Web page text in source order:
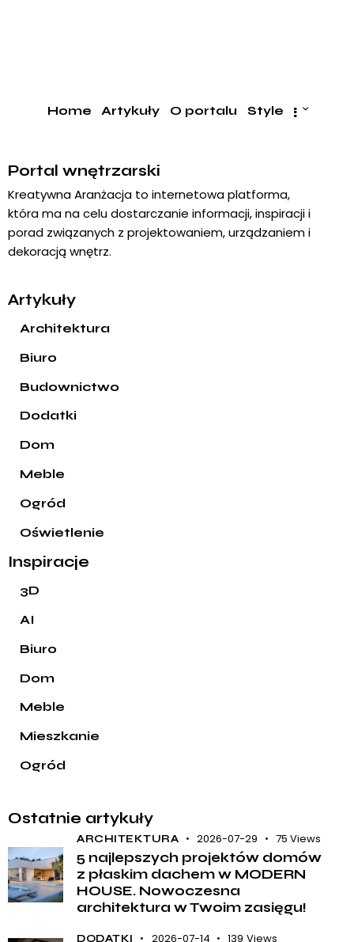
Home Artykuły O portalu Style
Portal wnętrzarski
Kreatywna Aranżacja to internetowa platforma,
która ma na celu dostarczanie informacji, inspiracji i
porad związanych z projektowaniem, urządzaniem i
dekoracją wnętrz.
Artykuły
Architektura
Biuro
Budownictwo
Dodatki
Dom
Meble
Ogród
Oświetlenie
Inspiracje
3D
AI
Biuro
Dom
Meble
Mieszkanie
Ogród
Ostatnie artykuły
ARCHITEKTURA 2026-07-29 75 Views
5 najlepszych projektów domów
z płaskim dachem w MODERN
HOUSE. Nowoczesna
architektura w Twoim zasięgu!
DODATKI 2026-07-14 139 Views